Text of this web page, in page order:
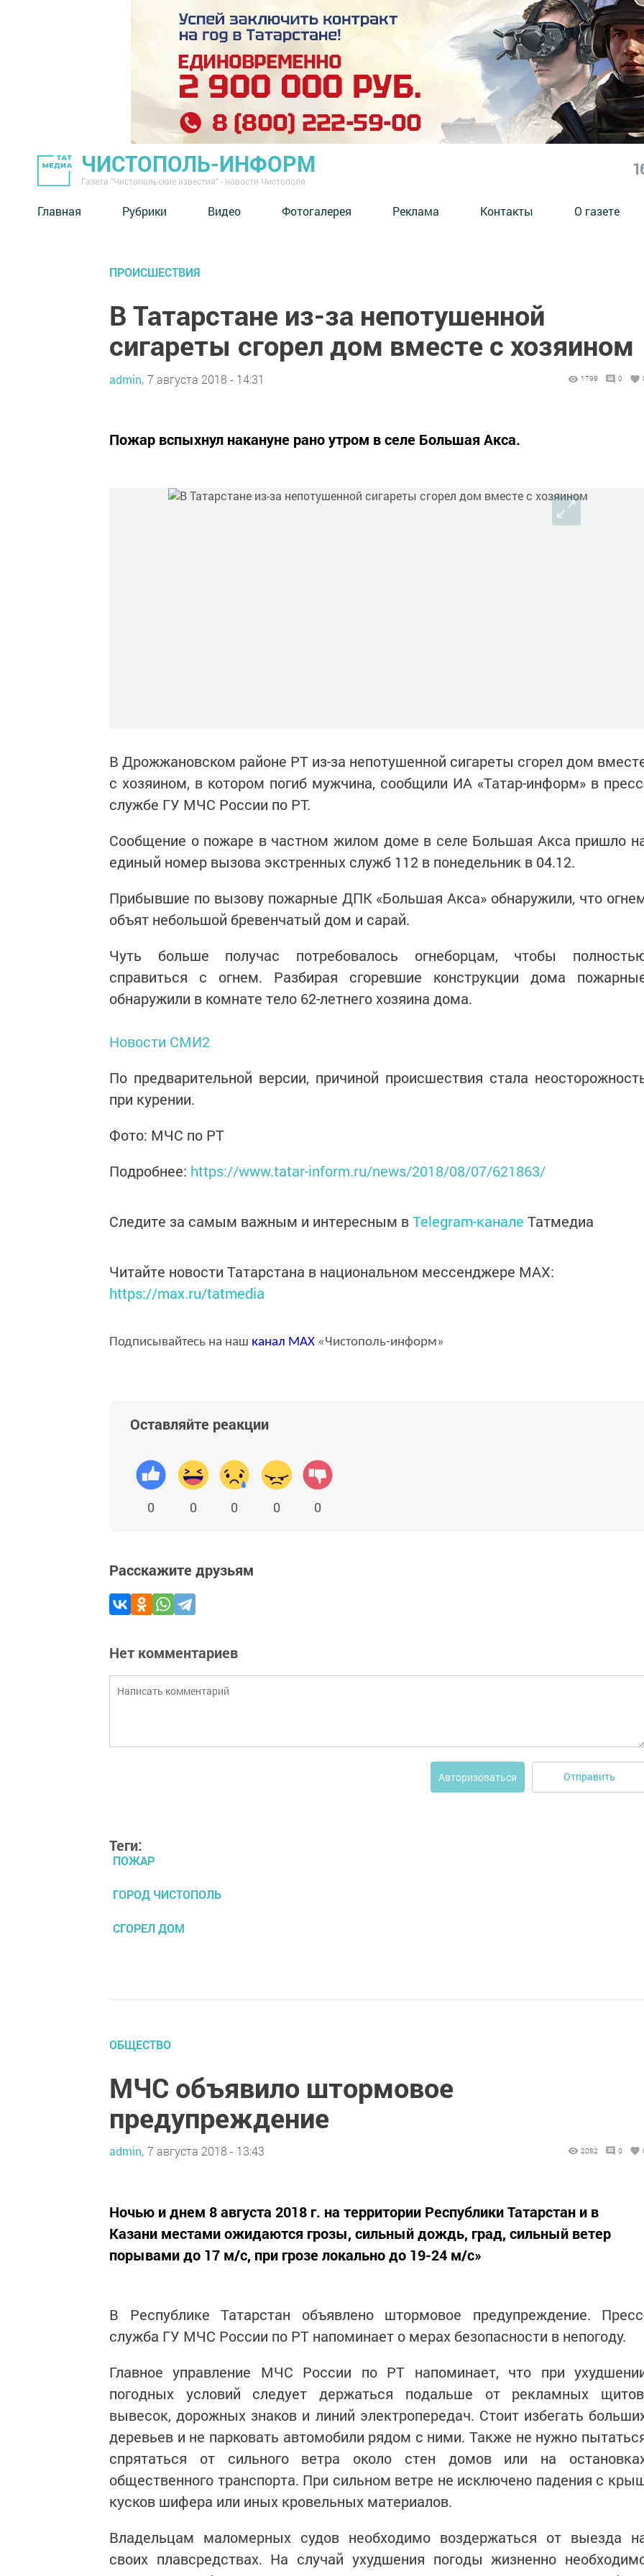
ЧИСТОПОЛЬ-ИНФОРМ
Газета "Чистопольские известия" - новости Чистополя
Главная Рубрики Видео Фотогалерея Реклама Контакты О газете
ПРОИСШЕСТВИЯ
В Татарстане из-за непотушенной
сигареты сгорел дом вместе с хозяином
admin, 7 августа 2018 - 14:31 1799 0
Пожар вспыхнул накануне рано утром в селе Большая Акса.
В Дрожжановском районе РТ из-за непотушенной сигареты сгорел дом
с хозяином, в котором погиб мужчина, сообщили ИА «Татар-информ» в
службе ГУ МЧС России по РТ.
Сообщение о пожаре в частном жилом доме в селе Большая Акса пришло
единый номер вызова экстренных служб 112 в понедельник в 04.12.
Прибывшие по вызову пожарные ДПК «Большая Акса» обнаружили, что
объят небольшой бревенчатый дом и сарай.
Чуть больше получас потребовалось огнеборцам, чтобы
справиться с огнем. Разбирая сгоревшие конструкции дома
обнаружили в комнате тело 62-летнего хозяина дома.
Новости СМИ2
По предварительной версии, причиной происшествия стала
при курении.
Фото: МЧС по РТ
Подробнее: https://www.tatar-inform.ru/news/2018/08/07/621863/
Следите за самым важным и интересным вTelegram-канале Татмедиа
Читайте новости Татарстана в национальном мессенджере MАХ:
https://max.ru/tatmedia
Подписывайтесь на наш канал MAX «Чистополь-информ»
Оставляйте реакции
0 0 0 0 0
Расскажите друзьям
Нет комментариев
Авторизоваться Отправить
Теги:
ПОЖАР
ГОРОД ЧИСТОПОЛЬ
СГОРЕЛ ДОМ
ОБЩЕСТВО
МЧС объявило штормовое
предупреждение
admin, 7 августа 2018 - 13:43 2082 0
Ночью и днем 8 августа 2018 г. на территории Республики Татарстан и в
Казани местами ожидаются грозы, сильный дождь, град, сильный ветер
порывами до 17 м/с, при грозе локально до 19-24 м/с»
В Республике Татарстан объявлено штормовое предупреждение.
служба ГУ МЧС России по РТ напоминает о мерах безопасности в непогоду.
Главное управление МЧС России по РТ напоминает, что при
погодных условий следует держаться подальше от рекламных
вывесок, дорожных знаков и линий электропередач. Стоит избегать
деревьев и не парковать автомобили рядом с ними. Также не нужно
спрятаться от сильного ветра около стен домов или на
общественного транспорта. При сильном ветре не исключено падения с
кусков шифера или иных кровельных материалов.
Владельцам маломерных судов необходимо воздержаться от выезда
своих плавсредствах. На случай ухудшения погоды жизненно